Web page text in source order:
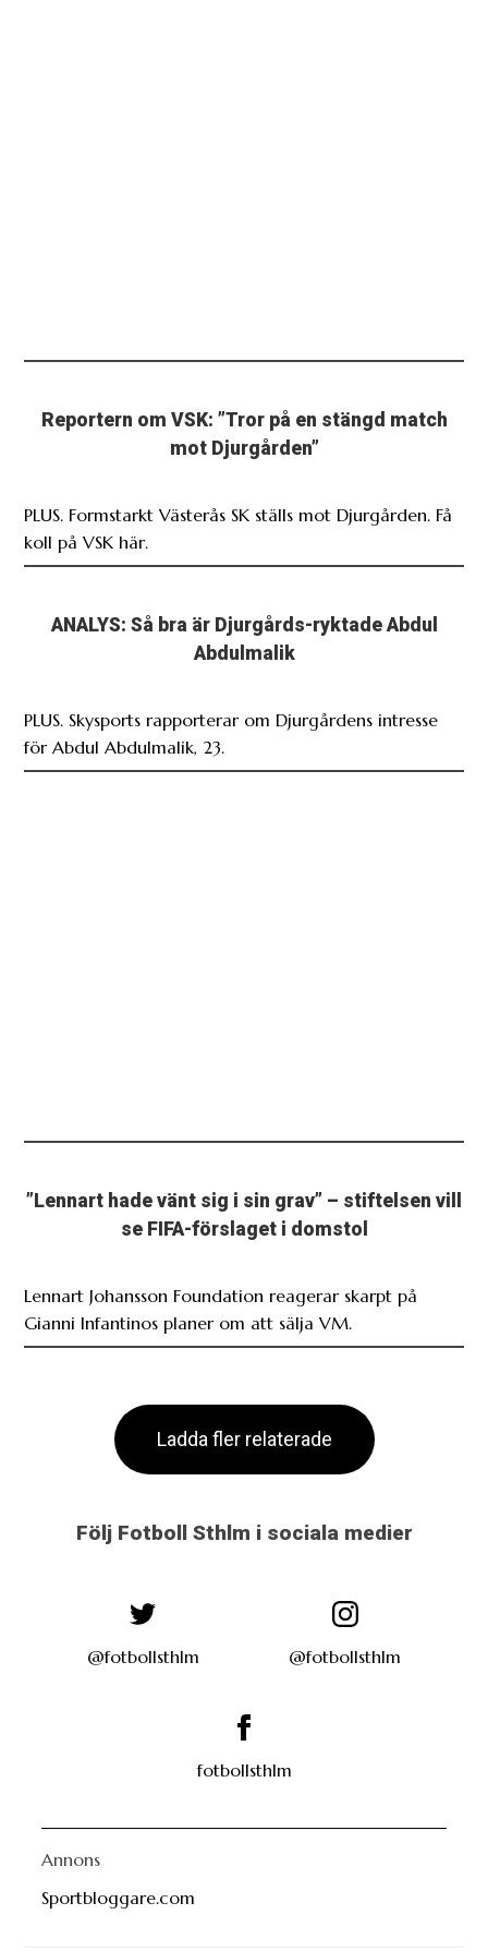
Reportern om VSK: ”Tror på en stängd match
mot Djurgården”
PLUS. Formstarkt Västerås SK ställs mot Djurgården. Få
koll på VSK här.
ANALYS: Så bra är Djurgårds-ryktade Abdul
Abdulmalik
PLUS. Skysports rapporterar om Djurgårdens intresse
för Abdul Abdulmalik, 23.
”Lennart hade vänt sig i sin grav” – stiftelsen vill
se FIFA-förslaget i domstol
Lennart Johansson Foundation reagerar skarpt på
Gianni Infantinos planer om att sälja VM.
Ladda fler relaterade
Följ Fotboll Sthlm i sociala medier
@fotbollsthlm @fotbollsthlm
fotbollsthlm
Annons
Sportbloggare.com